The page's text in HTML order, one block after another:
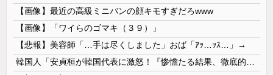
【画像】最近の高級ミニバンの顔キモすぎだろwww
【画像】「ワイらのゴマキ（３９）」
【悲報】美容師「…手は尽くしました」おば「ｱｯ…ｯｽ…」→